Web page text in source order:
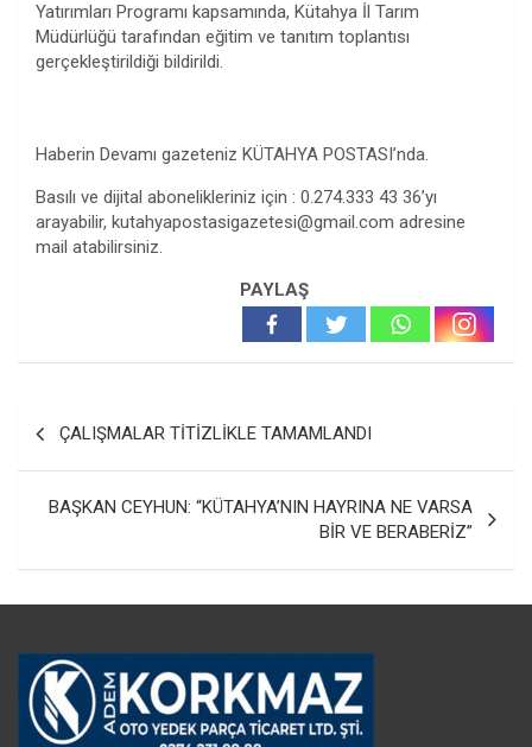
Yatırımları Programı kapsamında, Kütahya İl Tarım
Müdürlüğü tarafından eğitim ve tanıtım toplantısı
gerçekleştirildiği bildirildi.
Haberin Devamı gazeteniz KÜTAHYA POSTASI’nda.
Basılı ve dijital abonelikleriniz için : 0.274.333 43 36’yı
arayabilir, kutahyapostasigazetesi@gmail.com adresine
mail atabilirsiniz.
PAYLAŞ
gezinmesi
ÇALIŞMALAR TİTİZLİKLE TAMAMLANDI
BAŞKAN CEYHUN: “KÜTAHYA’NIN HAYRINA NE VARSA
BİR VE BERABERİZ”